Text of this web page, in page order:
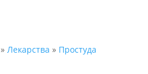
» Лекарства » Простуда